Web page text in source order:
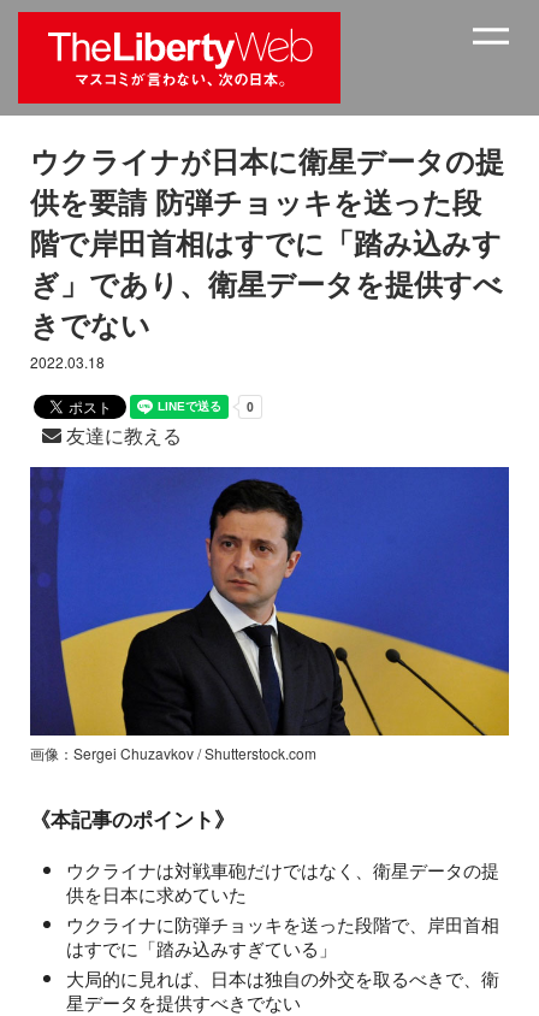
ウクライナが日本に衛星データの提
供を要請 防弾チョッキを送った段
階で岸田首相はすでに「踏み込みす
ぎ」であり、衛星データを提供すべ
きでない
2022.03.18
友達に教える
画像：Sergei Chuzavkov / Shutterstock.com
《本記事のポイント》
ウクライナは対戦車砲だけではなく、衛星データの提
供を日本に求めていた
ウクライナに防弾チョッキを送った段階で、岸田首相
はすでに「踏み込みすぎている」
大局的に見れば、日本は独自の外交を取るべきで、衛
星データを提供すべきでない